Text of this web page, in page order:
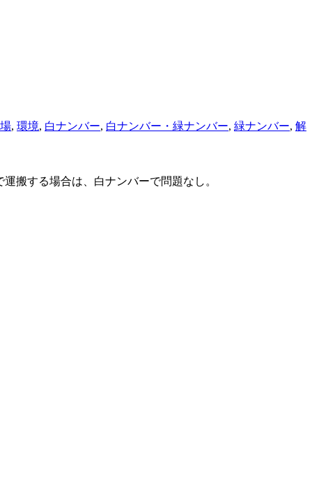
, 環境, 白ナンバー, 白ナンバー・緑ナンバー, 緑ナンバー, 解
搬する場合は、白ナンバーで問題なし。